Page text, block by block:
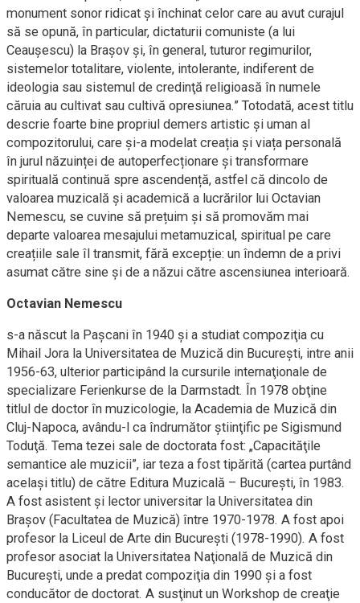
monument sonor ridicat şi închinat celor care au avut curajul
să se opună, în particular, dictaturii comuniste (a lui
Ceauşescu) la Braşov şi, în general, tuturor regimurilor,
sistemelor totalitare, violente, intolerante, indiferent de
ideologia sau sistemul de credinţă religioasă în numele
căruia au cultivat sau cultivă opresiunea.” Totodată, acest titlu
descrie foarte bine propriul demers artistic și uman al
compozitorului, care și-a modelat creația și viața personală
în jurul năzuinței de autoperfecționare și transformare
spirituală continuă spre ascendență, astfel că dincolo de
valoarea muzicală și academică a lucrărilor lui Octavian
Nemescu, se cuvine să prețuim și să promovăm mai
departe valoarea mesajului metamuzical, spiritual pe care
creațiile sale îl transmit, fără excepție: un îndemn de a privi
asumat către sine și de a năzui către ascensiunea interioară.
Octavian Nemescu
s-a născut la Pașcani în 1940 și a studiat compoziţia cu
Mihail Jora la Universitatea de Muzică din Bucureşti, intre anii
1956-63, ulterior participând la cursurile internaţionale de
specializare Ferienkurse de la Darmstadt. În 1978 obţine
titlul de doctor în muzicologie, la Academia de Muzică din
Cluj-Napoca, avându-l ca îndrumător ştiinţific pe Sigismund
Toduţă. Tema tezei sale de doctorata fost: „Capacităţile
semantice ale muzicii”, iar teza a fost tipărită (cartea purtând
acelaşi titlu) de către Editura Muzicală – Bucureşti, în 1983.
A fost asistent şi lector universitar la Universitatea din
Brașov (Facultatea de Muzică) între 1970-1978. A fost apoi
profesor la Liceul de Arte din Bucureşti (1978-1990). A fost
profesor asociat la Universitatea Naţională de Muzică din
Bucureşti, unde a predat compoziţia din 1990 şi a fost
conducător de doctorat. A susţinut un Workshop de creaţie